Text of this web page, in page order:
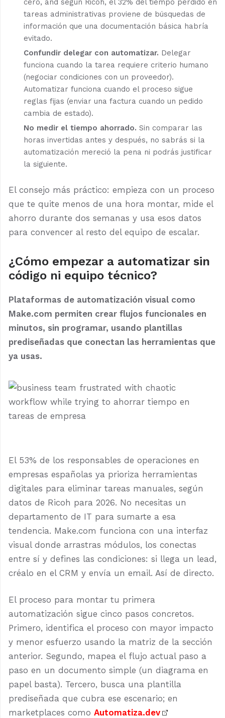
cero, and según Ricoh, el 32% del tiempo perdido en
tareas administrativas proviene de búsquedas de
información que una documentación básica habría
evitado.
Confundir delegar con automatizar. Delegar
funciona cuando la tarea requiere criterio humano
(negociar condiciones con un proveedor).
Automatizar funciona cuando el proceso sigue
reglas fijas (enviar una factura cuando un pedido
cambia de estado).
No medir el tiempo ahorrado. Sin comparar las
horas invertidas antes y después, no sabrás si la
automatización mereció la pena ni podrás justificar
la siguiente.
El consejo más práctico: empieza con un proceso
que te quite menos de una hora montar, mide el
ahorro durante dos semanas y usa esos datos
para convencer al resto del equipo de escalar.
¿Cómo empezar a automatizar sin
código ni equipo técnico?
Plataformas de automatización visual como
Make.com permiten crear flujos funcionales en
minutos, sin programar, usando plantillas
prediseñadas que conectan las herramientas que
ya usas.
El 53% de los responsables de operaciones en
empresas españolas ya prioriza herramientas
digitales para eliminar tareas manuales, según
datos de Ricoh para 2026. No necesitas un
departamento de IT para sumarte a esa
tendencia. Make.com funciona con una interfaz
visual donde arrastras módulos, los conectas
entre sí y defines las condiciones: si llega un lead,
créalo en el CRM y envía un email. Así de directo.
El proceso para montar tu primera
automatización sigue cinco pasos concretos.
Primero, identifica el proceso con mayor impacto
y menor esfuerzo usando la matriz de la sección
anterior. Segundo, mapea el flujo actual paso a
paso en un documento simple (un diagrama en
papel basta). Tercero, busca una plantilla
prediseñada que cubra ese escenario; en
marketplaces como Automatiza.dev